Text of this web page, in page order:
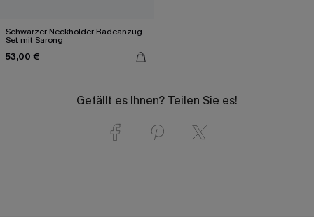
Schwarzer Neckholder-Badeanzug-
Set mit Sarong
53,00 €
Gefällt es Ihnen? Teilen Sie es!